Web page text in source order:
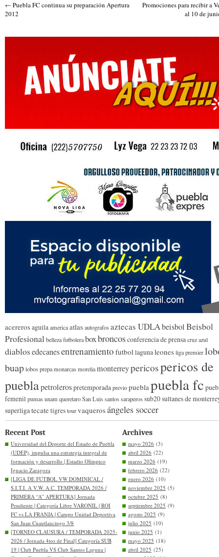
← Puebla FC continua su preparación Apertura
2012
Promociones para recibir a
al 10 de
acererosaguilaamericaatlasautografosaztecas UDLAbeisbolBeisbol
Profesionalbelleza futboleraboxbroncosconferencia de prensacruz azul
diablosedecanesentrenamiento futbollagunaleonesliga premier
buaplobos prepamonarcas moreliamonterreypericospericos de
pueblapetrolerospretemporadapreviopueblapuebla fc
femenilpumas unam queretaroSan Luissantossaraperossub20sultanes de
superligatecatetigrestourvaquerosángeles soccer
Recent Post
Universidad del Deporte del Estado de Puebla
(UDEP), impulsa una estrategia integral de
formación y desarrollo | Estadio Olímpico
Ignacio Zaragoza
[LIGA DE FÚTBOL VW DOMINICAL /
S.I.T.I. A V.W. A.C. TEMPORADA 2026 /
PRIMERA “A” APERTURA] Jornada
Pendiente | Categoría Libre VARONIL | ROI
FC vs LA FRANJA | Campo Unidad Deportiva
San Juan Cuautlancingo 3/8
[TORNEO CLAUSURA / TEMPORADA 2025-
2026 / Jornada 4tos de Final] Categoría SUB
19 | Club Puebla VS Club Santos Laguna |
Archives
mayo 2026 (3)
abril 2026 (22)
marzo 2026 (19)
febrero 2026 (22)
enero 2026 (10)
noviembre 2025 (5)
octubre 2025 (8)
septiembre 2025 (9)
agosto 2025 (9)
julio 2025 (10)
junio 2025 (1)
mayo 2025 (18)
abril 2025 (25)